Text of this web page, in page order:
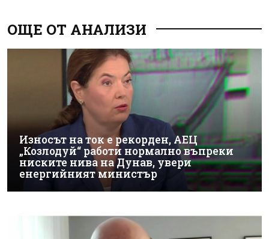
ОЩЕ ОТ АНАЛИЗИ
Износът на ток е рекорден, АЕЦ
„Козлодуй“ работи нормално въпреки
ниските нива на Дунав, увери
енергийният министър